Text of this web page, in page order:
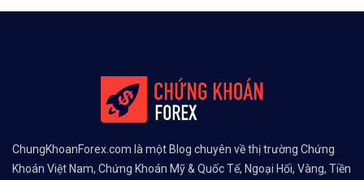
ChungKhoanForex.com là một Blog chuyên về thị trường Chứng
Khoán Việt Nam, Chứng Khoán Mỹ & Quốc Tế, Ngoại Hối, Vàng, Tiền